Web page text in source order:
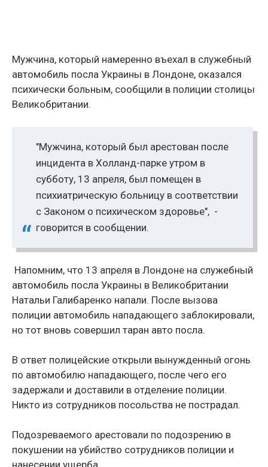
Мужчина, который намеренно въехал в служебный
автомобиль посла Украины в Лондоне, оказался
психически больным, сообщили в полиции столицы
Великобритании.
"Мужчина, который был арестован после
инцидента в Холланд-парке утром в
субботу, 13 апреля, был помещен в
психиатрическую больницу в соответствии
с Законом о психическом здоровье", -
говорится в сообщении.
Напомним, что 13 апреля в Лондоне на служебный
автомобиль посла Украины в Великобритании
Натальи Галибаренко напали. После вызова
полиции автомобиль нападающего заблокировали,
но тот вновь совершил таран авто посла.
В ответ полицейские открыли вынужденный огонь
по автомобилю нападающего, после чего его
задержали и доставили в отделение полиции.
Никто из сотрудников посольства не пострадал.
Подозреваемого арестовали по подозрению в
покушении на убийство сотрудников полиции и